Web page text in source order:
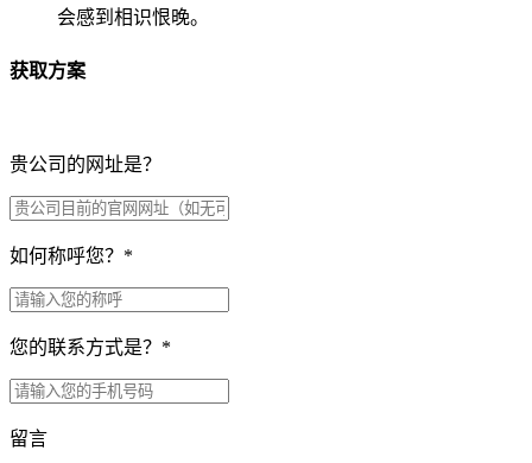
会感到相识恨晚。
获取方案
贵公司的网址是？
如何称呼您？ *
您的联系方式是？ *
留言